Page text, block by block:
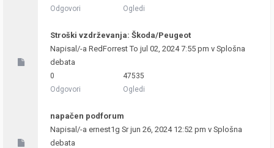
Odgovori
Ogledi
Stroški vzdrževanja: Škoda/Peugeot
Napisal/-a RedForrestTo jul 02, 2024 7:55 pm v Splošna
debata
0
Odgovori
47535
Ogledi
napačen podforum
Napisal/-a ernest1g Sr jun 26, 2024 12:52 pm v Splošna
debata